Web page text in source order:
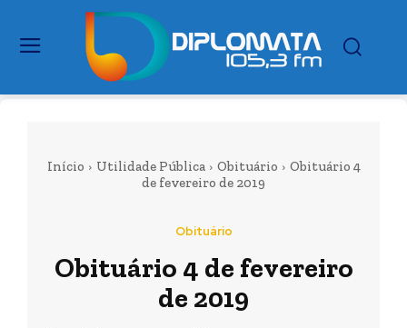
Início Utilidade Pública Obituário
Obituário 4
de fevereiro de 2019
Obituário
Obituário 4 de fevereiro
de 2019